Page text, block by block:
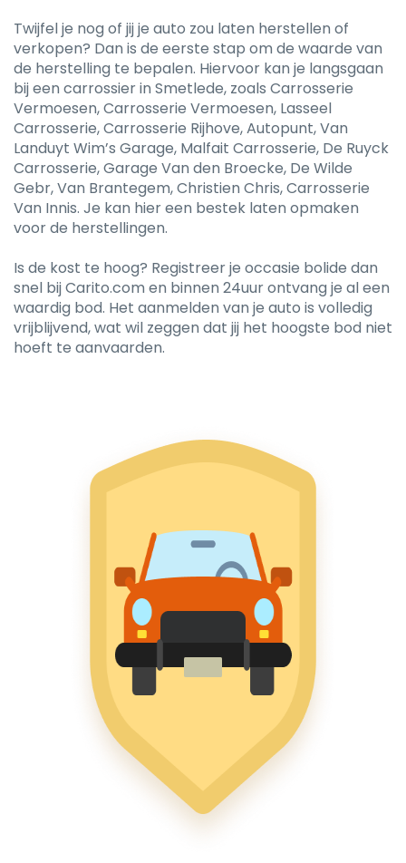
Twijfel je nog of jij je auto zou laten herstellen of
verkopen? Dan is de eerste stap om de waarde van
de herstelling te bepalen. Hiervoor kan je langsgaan
bij een carrossier in Smetlede, zoals Carrosserie
Vermoesen, Carrosserie Vermoesen, Lasseel
Carrosserie, Carrosserie Rijhove, Autopunt, Van
Landuyt Wim’s Garage, Malfait Carrosserie, De Ruyck
Carrosserie, Garage Van den Broecke, De Wilde
Gebr, Van Brantegem, Christien Chris, Carrosserie
Van Innis. Je kan hier een bestek laten opmaken
voor de herstellingen.
Is de kost te hoog? Registreer je occasie bolide dan
snel bij Carito.com en binnen 24uur ontvang je al een
waardig bod. Het aanmelden van je auto is volledig
vrijblijvend, wat wil zeggen dat jij het hoogste bod niet
hoeft te aanvaarden.